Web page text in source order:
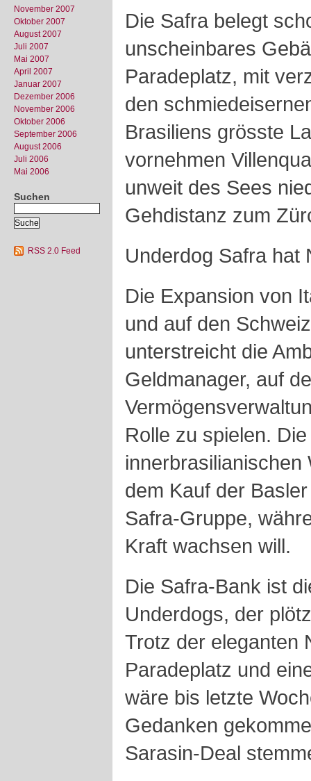
November 2007
Oktober 2007
August 2007
Juli 2007
Mai 2007
April 2007
Januar 2007
Dezember 2006
November 2006
Oktober 2006
September 2006
August 2006
Juli 2006
Mai 2006
Suchen
RSS 2.0 Feed
Die Safra belegt
unscheinbares
Paradeplatz, mit
den
Brasiliens grösste
vornehmen
unweit des Sees
Gehdistanz zum
Underdog Safra hat
Die Expansion von
und auf den
unterstreicht die
Geldmanager, auf
Rolle zu spielen.
dem Kauf der
Safra-Gruppe,
Kraft wachsen will.
Die Safra-Bank ist
Underdogs, der
Trotz der eleganten
Paradeplatz und
wäre bis letzte
Gedanken
Sarasin-Deal